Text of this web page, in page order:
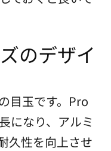
のデザイ
目玉です。Pro
になり、アルミ
久性を向上させ